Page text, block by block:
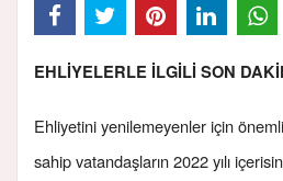
EHLİYELERLE İLGİLİ SON
Ehliyetini yenilemeyenler için
sahip vatandaşların 2022 yılı